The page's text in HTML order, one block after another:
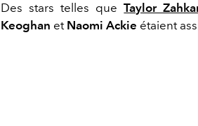
Des stars telles queTaylor
Keoghan et Naomi Ackie étaient